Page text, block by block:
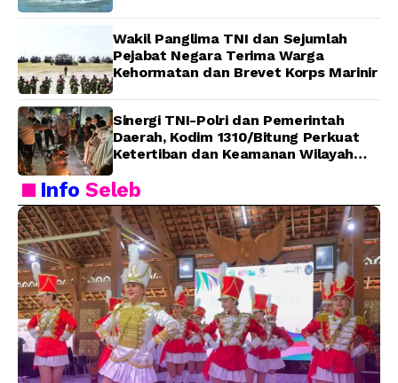
Wakil Panglima TNI dan Sejumlah
Pejabat Negara Terima Warga
Kehormatan dan Brevet Korps Marinir
Sinergi TNI-Polri dan Pemerintah
Daerah, Kodim 1310/Bitung Perkuat
Ketertiban dan Keamanan Wilayah
InfoSeleb